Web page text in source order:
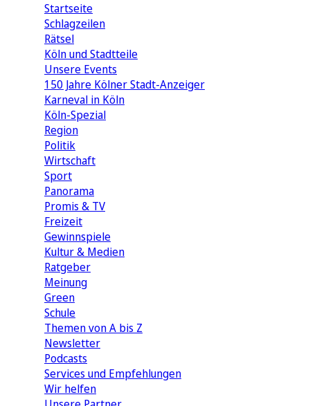
Startseite
Schlagzeilen
Rätsel
Köln und Stadtteile
Unsere Events
150 Jahre Kölner Stadt-Anzeiger
Karneval in Köln
Köln-Spezial
Region
Politik
Wirtschaft
Sport
Panorama
Promis & TV
Freizeit
Gewinnspiele
Kultur & Medien
Ratgeber
Meinung
Green
Schule
Themen von A bis Z
Newsletter
Podcasts
Services und Empfehlungen
Wir helfen